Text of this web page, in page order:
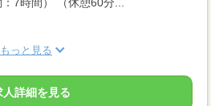
7時間） （休憩60分...
もっと見る
人詳細を見る